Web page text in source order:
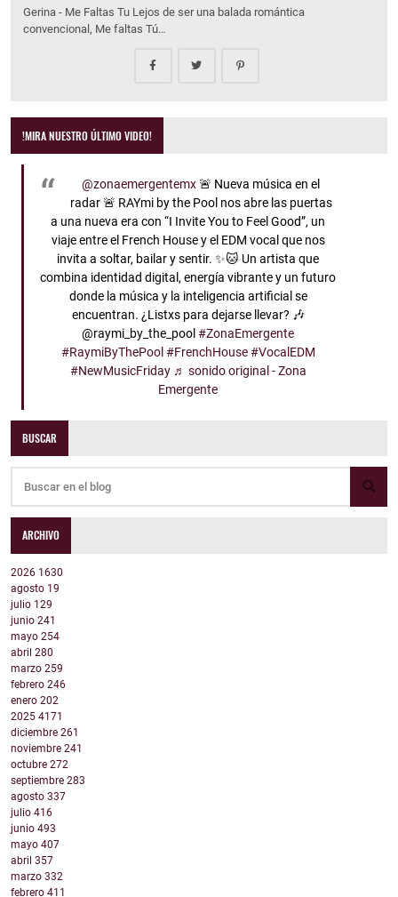
Gerina - Me Faltas Tu Lejos de ser una balada romántica
convencional, Me faltas Tú…
!MIRA NUESTRO ÚLTIMO VIDEO!
@zonaemergentemx🚨 Nueva música en el
radar 🚨 RAYmi by the Pool nos abre las puertas
a una nueva era con “I Invite You to Feel Good”, un
viaje entre el French House y el EDM vocal que nos
invita a soltar, bailar y sentir. ✨🐱 Un artista que
combina identidad digital, energía vibrante y un futuro
donde la música y la inteligencia artificial se
encuentran. ¿Listxs para dejarse llevar? 🎶
@raymi_by_the_pool #ZonaEmergente
#RaymiByThePool #FrenchHouse #VocalEDM
#NewMusicFriday ♬ sonido original - Zona
Emergente
BUSCAR
ARCHIVO
2026 1630
agosto 19
julio 129
junio 241
mayo 254
abril 280
marzo 259
febrero 246
enero 202
2025 4171
diciembre 261
noviembre 241
octubre 272
septiembre 283
agosto 337
julio 416
junio 493
mayo 407
abril 357
marzo 332
febrero 411